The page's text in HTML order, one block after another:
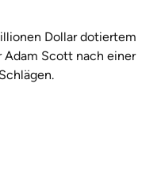
Dollar dotiertem
Adam Scott nach einer